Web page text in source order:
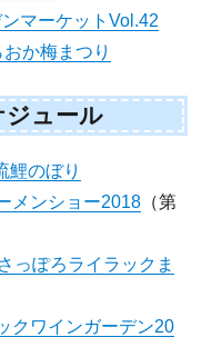
マーケットVol.42
おか梅まつり
ジュール
鯉のぼり
メンショー2018 （第
っぽろライラックま
クワインガーデン20